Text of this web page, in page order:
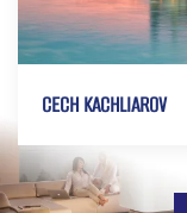
CECH KACHLIAROV